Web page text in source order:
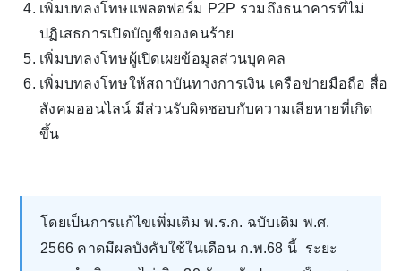
เพิ่มบทลงโทษแพลตฟอร์ม P2P รวมถึงธนาคารที่ไม่
ปฏิเสธการเปิดบัญชีของคนร้าย
เพิ่มบทลงโทษผู้เปิดเผยข้อมูลส่วนบุคคล
เพิ่มบทลงโทษให้สถาบันทางการเงิน เครือข่ายมือถือ สื่อ
สังคมออนไลน์ มีส่วนรับผิดชอบกับความเสียหายที่เกิด
ขึ้น
โดยเป็นการแก้ไขเพิ่มเติม พ.ร.ก. ฉบับเดิม พ.ศ.
2566 คาดมีผลบังคับใช้ในเดือน ก.พ.68 นี้ ระยะ